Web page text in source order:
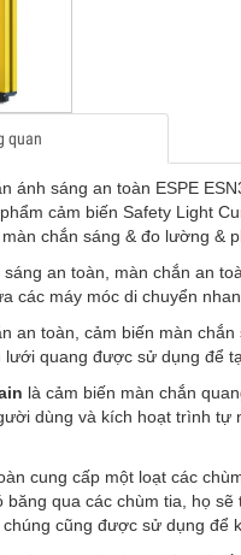
quan
ánh sáng an toàn ESPE
cảm biến Safety Light
chắn sáng & đo lường &
an toàn, màn chắn an
các máy móc di chuyển
an toàn, cảm biến màn
lưới quang được sử dụng để
là cảm biến màn chắn
dùng và kích hoạt trình tự
cung cấp một loạt các
băng qua các chùm tia, họ
cũng được sử dụng để